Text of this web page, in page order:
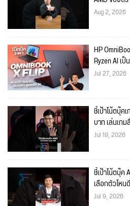
Aug 2, 2026
HP
Ryzen AI เ
Jul 27, 2026
ชี้เป้าโน้ตบุ๊ค
บาท เล่นเก
Jul 19, 2026
ชี้เป้าโน้ตบุ๊ค
เลือกตัวไหน
Jul 9, 2026